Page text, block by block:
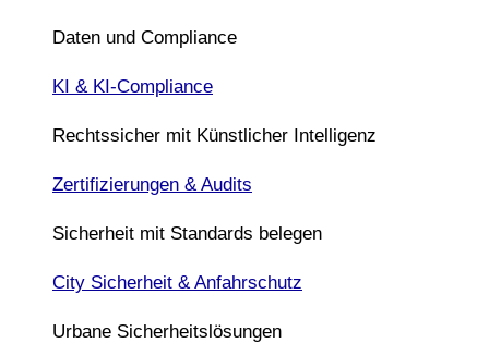
Daten und Compliance
KI & KI-Compliance
Rechtssicher mit Künstlicher Intelligenz
Zertifizierungen & Audits
Sicherheit mit Standards belegen
City Sicherheit & Anfahrschutz
Urbane Sicherheitslösungen